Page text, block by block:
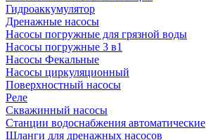
Гидроаккумулятор
Дренажные насосы
Насосы погружные для грязной воды
Насосы погружные 3 в1
Насосы Фекальные
Насосы циркуляционный
Поверхностный насосы
Реле
Скважинный насосы
Станции водоснабжения автоматические
Шланги для дренажных насосов